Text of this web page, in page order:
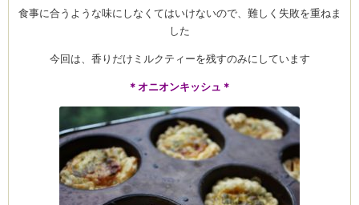
食事に合うような味にしなくてはいけないので、難しく失敗を重ねま
した
今回は、香りだけミルクティーを残すのみにしています
＊オニオンキッシュ＊